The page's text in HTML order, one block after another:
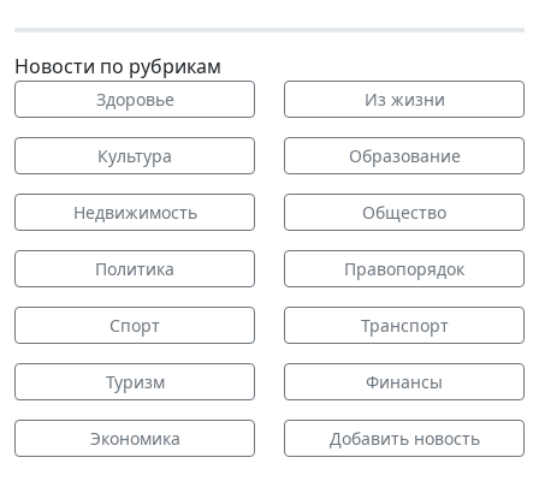
Новости по рубрикам
Здоровье Из жизни
Культура Образование
Недвижимость Общество
Политика Правопорядок
Спорт Транспорт
Туризм Финансы
Экономика Добавить новость